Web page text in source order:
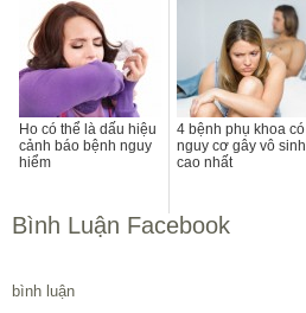
Ho có thể là dấu hiệu
cảnh báo bệnh nguy
hiểm
4 bệnh phụ khoa có
nguy cơ gây vô sinh
cao nhất
Bình Luận Facebook
bình luận